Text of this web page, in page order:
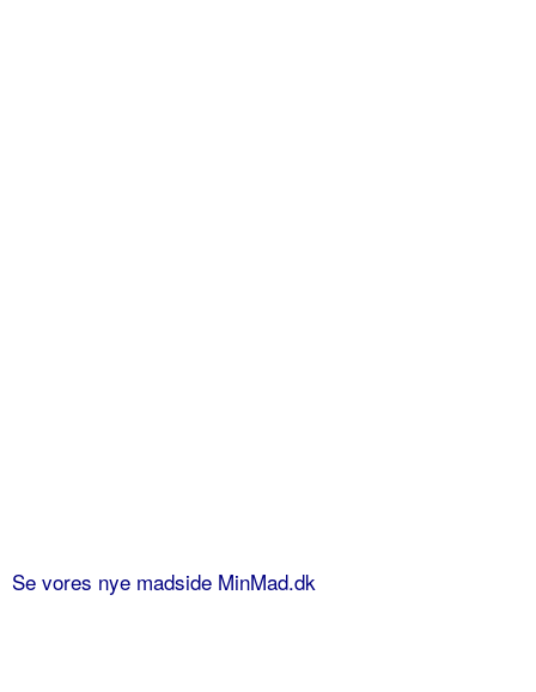
Se vores nye madside MinMad.dk